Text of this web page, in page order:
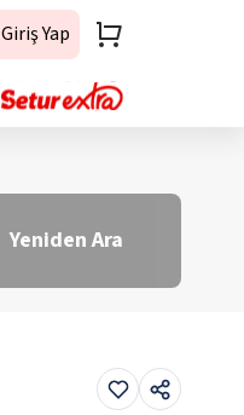
Giriş Yap
Yeniden Ara